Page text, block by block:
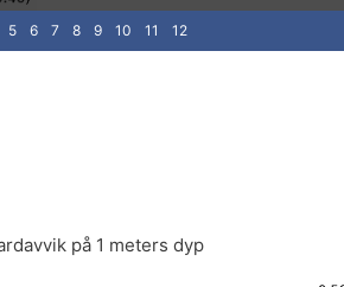
5 6 7 8 9 10 11 12
på 1 meters dyp